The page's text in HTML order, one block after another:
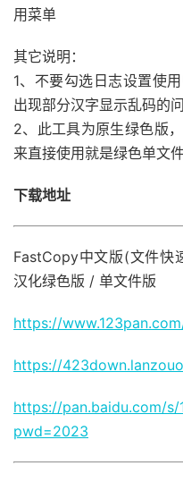
用菜单
其它说明：
1、不要勾选日志设置使
出现部分汉字显示乱码的
2、此工具为原生绿色版
来直接使用就是绿色单文
下载地址
FastCopy中文版(文件快
汉化绿色版 / 单文件版
https://
https://
https://pan.baidu.com/s/
pwd=2023